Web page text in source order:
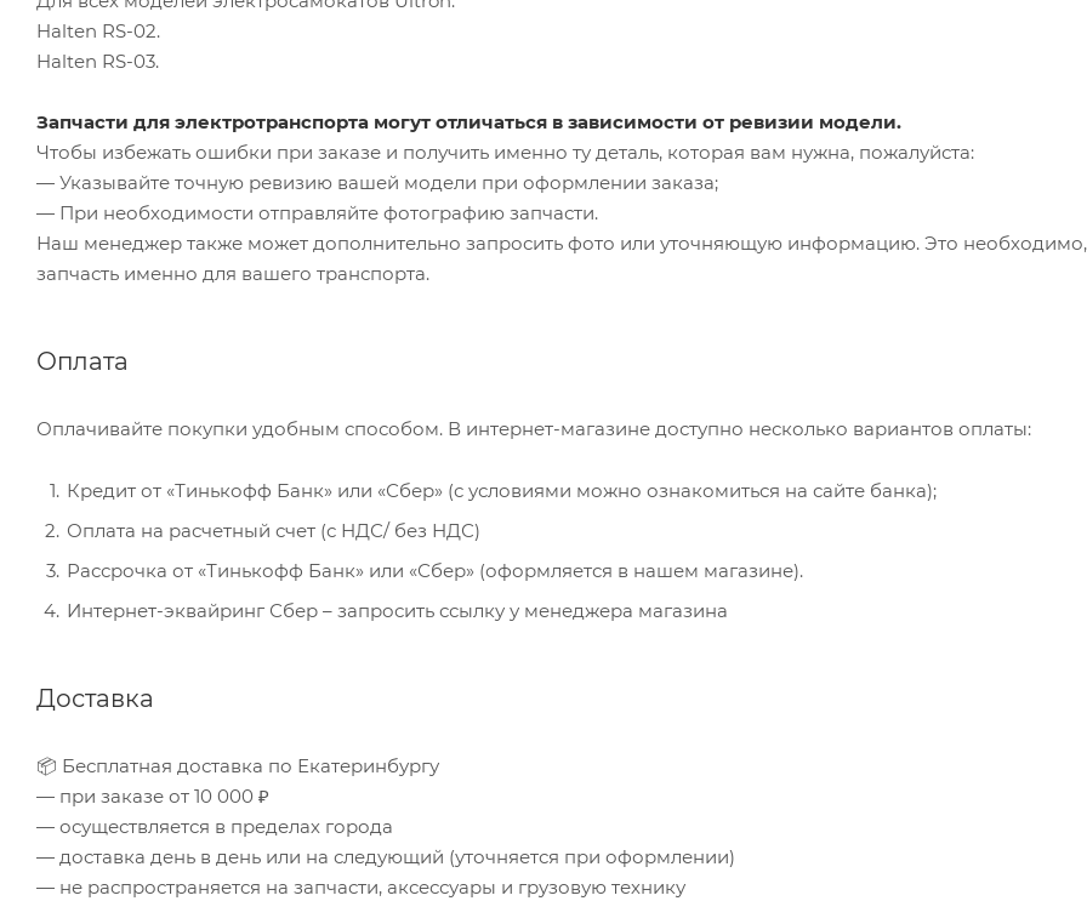
Halten RS-02.
Halten RS-03.
Запчасти для электротранспорта могут отличаться в зависимости от ревизии модели.
Чтобы избежать ошибки при заказе и получить именно ту деталь, которая вам нужна, пожалуйста:
— Указывайте точную ревизию вашей модели при оформлении заказа;
— При необходимости отправляйте фотографию запчасти.
Наш менеджер также может дополнительно запросить фото или уточняющую информацию. Это
запчасть именно для вашего транспорта.
Оплата
Оплачивайте покупки удобным способом. В интернет-магазине доступно несколько вариантов оплаты:
Кредит от «Тинькофф Банк» или «Сбер» (с условиями можно ознакомиться на сайте банка);
Оплата на расчетный счет (с НДС/ без НДС)
Рассрочка от «Тинькофф Банк» или «Сбер» (оформляется в нашем магазине).
Интернет-эквайринг Сбер – запросить ссылку у менеджера магазина
Доставка
📦 Бесплатная доставка по Екатеринбургу
— при заказе от 10 000 ₽
— осуществляется в пределах города
— доставка день в день или на следующий (уточняется при оформлении)
— не распространяется на запчасти, аксессуары и грузовую технику